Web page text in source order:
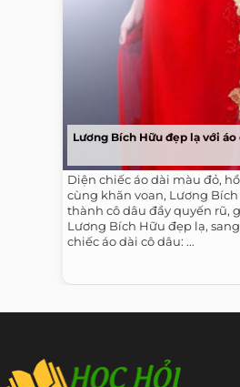
Lương Bích Hữu đẹp lạ với áo
Diện chiếc áo dài màu đỏ,
cùng khăn voan, Lương
thành cô dâu đầy quyến rũ,
Lương Bích Hữu đẹp lạ,
chiếc áo dài cô dâu: ...